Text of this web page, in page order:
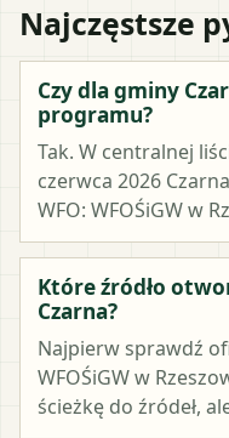
Najczęstsze
Czy dla gminy
programu?
Tak. W centralnej
czerwca 2026
WFO: WFOŚiGW w
Które źródło
Czarna?
Najpierw sprawdź
WFOŚiGW w
ścieżkę do źródeł,